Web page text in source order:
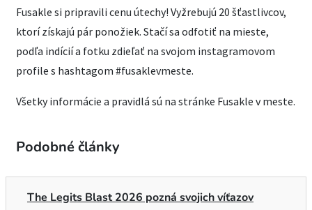
Fusakle si pripravili cenu útechy! Vyžrebujú 20 šťastlivcov,
ktorí získajú pár ponožiek. Stačí sa odfotiť na mieste,
podľa indícií a fotku zdieľať na svojom instagramovom
profile s hashtagom #fusaklevmeste.
Všetky informácie a pravidlá sú na stránke Fusakle v meste.
Podobné články
The Legits Blast 2026 pozná svojich víťazov